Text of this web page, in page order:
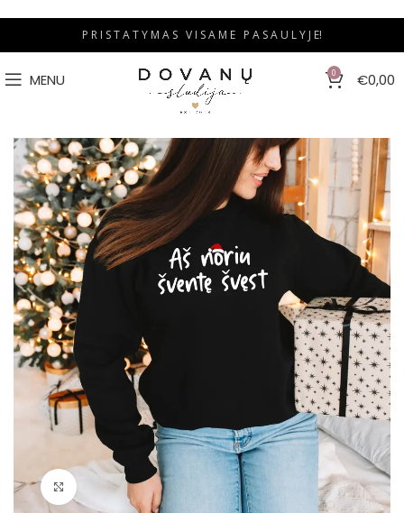
P R I S T A T Y M A S V I S A M E P A S A U L Y J E!
MENU 0 €0,00
Padidinti